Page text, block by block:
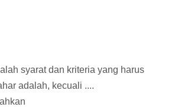
syarat dan kriteria yang harus
adalah, kecuali ....